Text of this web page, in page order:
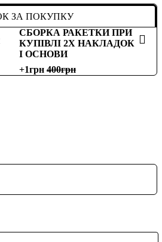
ЗА ПОКУПКУ
СБОРКА РАКЕТКИ ПРИ
КУПІВЛІ 2Х НАКЛАДОК
І ОСНОВИ
+1грн 400